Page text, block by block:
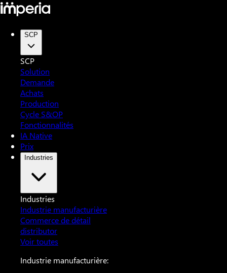
SCP
SCP
Solution
Demande
Achats
Production
Cycle S&OP
Fonctionnalités
IA Native
Prix
Industries
Industries
Industrie manufacturière
Commerce de détail
distributor
Voir toutes
Industrie manufacturière: